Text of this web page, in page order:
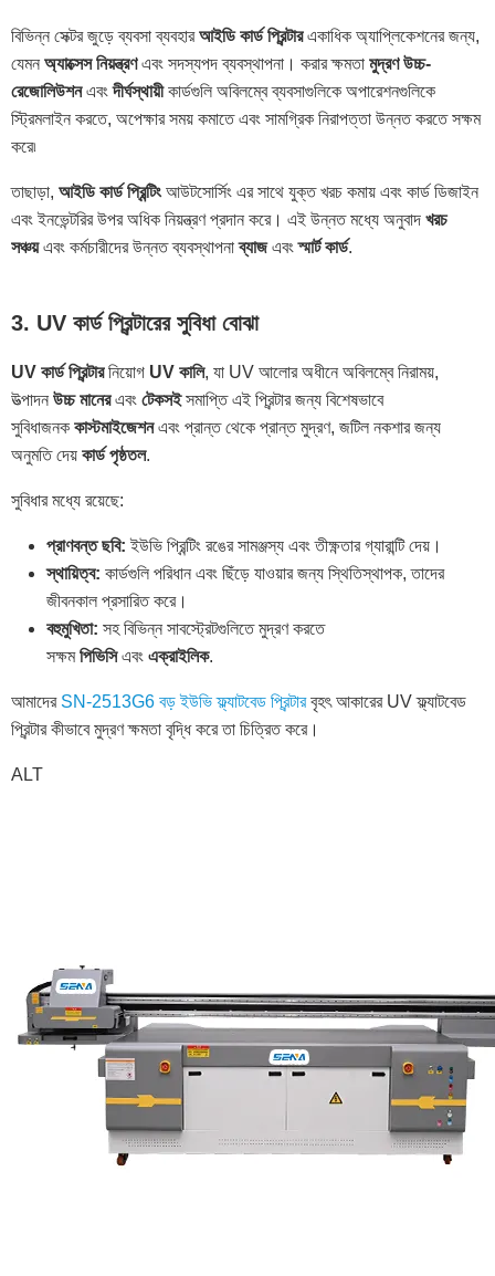
বিভিন্ন সেক্টর জুড়ে ব্যবসা ব্যবহারআইডি কার্ড প্রিন্টারএকাধিক অ্যাপ্লিকেশনের জন্য,
যেমন অ্যাক্সেস নিয়ন্ত্রণএবং সদস্যপদ ব্যবস্থাপনা। করার ক্ষমতা মুদ্রণ উচ্চ-
রেজোলিউশনএবংদীর্ঘস্থায়ীকার্ডগুলি অবিলম্বে ব্যবসাগুলিকে অপারেশনগুলিকে
স্ট্রিমলাইন করতে, অপেক্ষার সময় কমাতে এবং সামগ্রিক নিরাপত্তা উন্নত করতে সক্ষম
করে৷
তাছাড়া, আইডি কার্ড প্রিন্টিংআউটসোর্সিং এর সাথে যুক্ত খরচ কমায় এবং কার্ড ডিজাইন
এবং ইনভেন্টরির উপর অধিক নিয়ন্ত্রণ প্রদান করে। এই উন্নত মধ্যে অনুবাদ খরচ
সঞ্চয়এবং কর্মচারীদের উন্নত ব্যবস্থাপনাব্যাজএবংস্মার্ট কার্ড.
3. UV কার্ড প্রিন্টারের সুবিধা বোঝা
UV কার্ড প্রিন্টারনিয়োগ UV কালি, যা UV আলোর অধীনে অবিলম্বে নিরাময়,
উত্পাদন উচ্চ মানেরএবং টেকসইসমাপ্তি এই প্রিন্টার জন্য বিশেষভাবে
সুবিধাজনক কাস্টমাইজেশনএবং প্রান্ত থেকে প্রান্ত মুদ্রণ, জটিল নকশার জন্য
অনুমতি দেয় কার্ড পৃষ্ঠতল.
সুবিধার মধ্যে রয়েছে:
প্রাণবন্ত ছবি: ইউভি প্রিন্টিং রঙের সামঞ্জস্য এবং তীক্ষ্ণতার গ্যারান্টি দেয়।
স্থায়িত্ব: কার্ডগুলি পরিধান এবং ছিঁড়ে যাওয়ার জন্য স্থিতিস্থাপক, তাদের
জীবনকাল প্রসারিত করে।
বহুমুখিতা: সহ বিভিন্ন সাবস্ট্রেটগুলিতে মুদ্রণ করতে
সক্ষমপিভিসিএবং এক্রাইলিক.
আমাদের SN-2513G6 বড় ইউভি ফ্ল্যাটবেড প্রিন্টারবৃহৎ আকারের UV ফ্ল্যাটবেড
প্রিন্টার কীভাবে মুদ্রণ ক্ষমতা বৃদ্ধি করে তা চিত্রিত করে।
ALT